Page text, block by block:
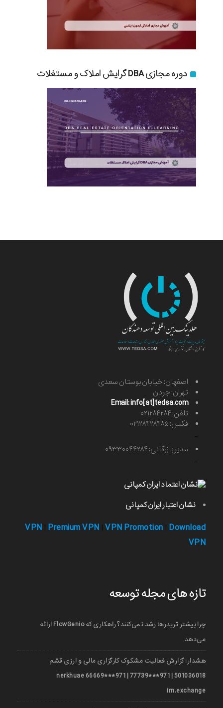
دوره مجازی DBA گرایش املاک و مستغلات
اصفهان: خیابان بوستان سعدی
تهران: جردن
Email: info[at]tedsa.com
تلفن: ۰۲۱۲۸۴۲۸۴
فکس: ۰۲۱۲۸۴۲۸۴۸۵
مدیر بازرگانی: ۰۹۳۳۰۰۴۴۲۸۴
نشان اعتبار ایران کمپانی
VPN Premium VPN VPN Promotion Download
VPN
تازه های مجله توسعه
چرا بیشتر تریدرها رشد نمی‌کنند؟ راهکاری که FlowGenio ارائه
می‌دهد
هشدار: گزارش فعالیت مشکوک کارگزاری مالی و ارزی قشم
501036018 | 971***77739 | 971***66669 nerkhuae
irn.exchange